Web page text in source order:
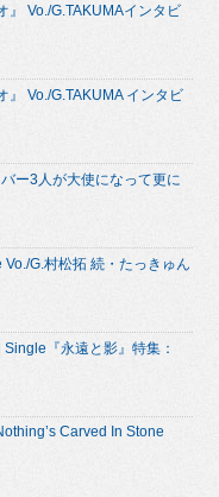
』 Vo./G.TAKUMAインタビ
Vo./G.TAKUMA インタビ
ー3人が大使になって更に
G.村松拓 続・たっきゅん
『永遠と影』特集：
Carved In Stone